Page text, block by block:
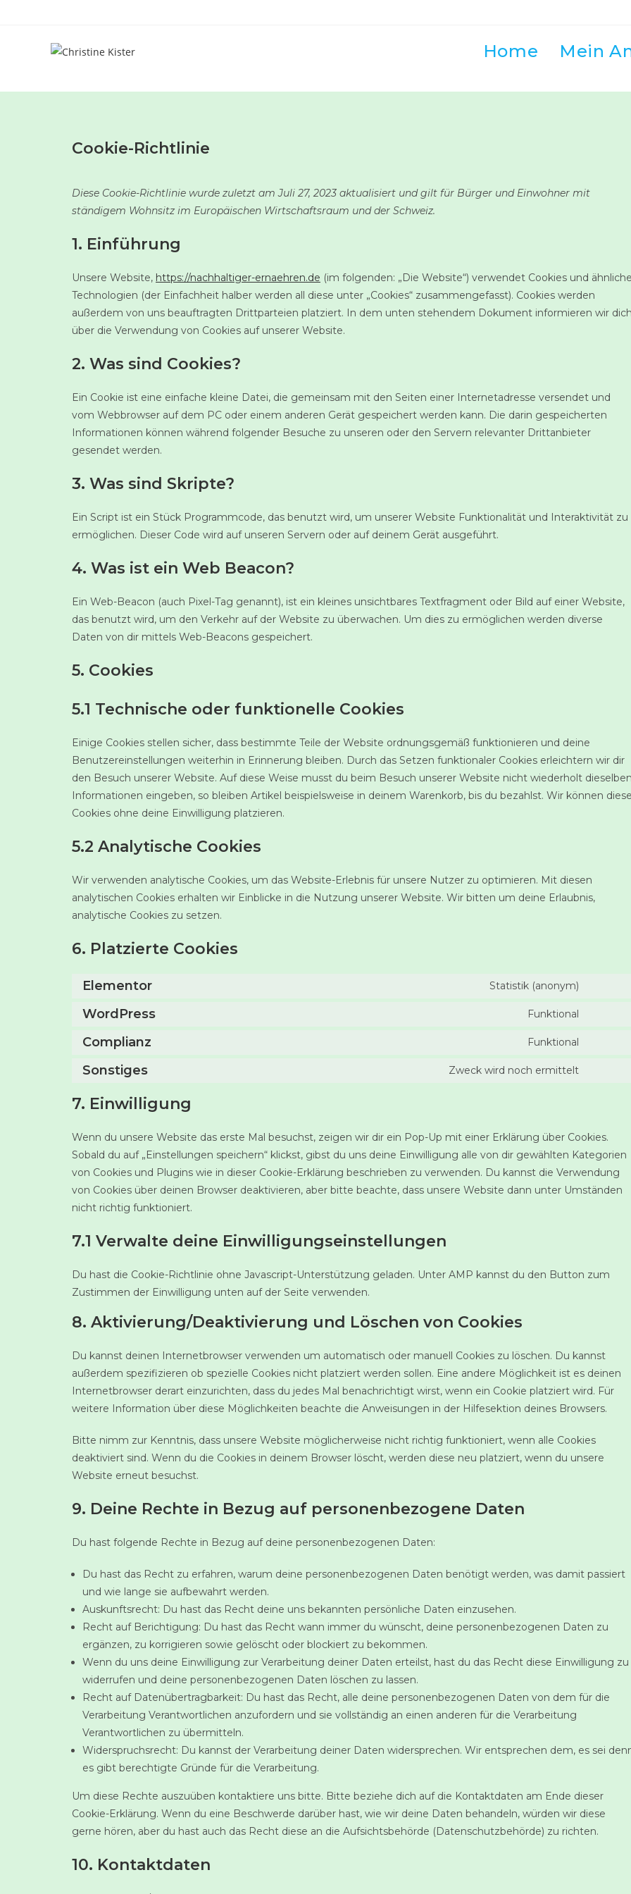
Home Mein
Cookie-Richtlinie
Diese Cookie-Richtlinie wurde zuletzt am Juli 27, 2023 aktualisiert und gilt für Bürger und Einwohner mit
ständigem Wohnsitz im Europäischen Wirtschaftsraum und der Schweiz.
1. Einführung
Unsere Website, https://nachhaltiger-ernaehren.de (im folgenden: „Die Website“) verwendet Cookies und
Technologien (der Einfachheit halber werden all diese unter „Cookies“ zusammengefasst). Cookies werden
außerdem von uns beauftragten Drittparteien platziert. In dem unten stehendem Dokument informieren wir
über die Verwendung von Cookies auf unserer Website.
2. Was sind Cookies?
Ein Cookie ist eine einfache kleine Datei, die gemeinsam mit den Seiten einer Internetadresse versendet und
vom Webbrowser auf dem PC oder einem anderen Gerät gespeichert werden kann. Die darin gespeicherten
Informationen können während folgender Besuche zu unseren oder den Servern relevanter Drittanbieter
gesendet werden.
3. Was sind Skripte?
Ein Script ist ein Stück Programmcode, das benutzt wird, um unserer Website Funktionalität und Interaktivität zu
ermöglichen. Dieser Code wird auf unseren Servern oder auf deinem Gerät ausgeführt.
4. Was ist ein Web Beacon?
Ein Web-Beacon (auch Pixel-Tag genannt), ist ein kleines unsichtbares Textfragment oder Bild auf einer Website,
das benutzt wird, um den Verkehr auf der Website zu überwachen. Um dies zu ermöglichen werden diverse
Daten von dir mittels Web-Beacons gespeichert.
5. Cookies
5.1 Technische oder funktionelle Cookies
Einige Cookies stellen sicher, dass bestimmte Teile der Website ordnungsgemäß funktionieren und deine
Benutzereinstellungen weiterhin in Erinnerung bleiben. Durch das Setzen funktionaler Cookies erleichtern wir dir
den Besuch unserer Website. Auf diese Weise musst du beim Besuch unserer Website nicht wiederholt
Informationen eingeben, so bleiben Artikel beispielsweise in deinem Warenkorb, bis du bezahlst. Wir können
Cookies ohne deine Einwilligung platzieren.
5.2 Analytische Cookies
Wir verwenden analytische Cookies, um das Website-Erlebnis für unsere Nutzer zu optimieren. Mit diesen
analytischen Cookies erhalten wir Einblicke in die Nutzung unserer Website. Wir bitten um deine Erlaubnis,
analytische Cookies zu setzen.
6. Platzierte Cookies
Elementor Statistik (anonym)
WordPress Funktional
Complianz Funktional
Sonstiges Zweck wird noch ermittelt
7. Einwilligung
Wenn du unsere Website das erste Mal besuchst, zeigen wir dir ein Pop-Up mit einer Erklärung über Cookies.
Sobald du auf „Einstellungen speichern“ klickst, gibst du uns deine Einwilligung alle von dir gewählten Kategorien
von Cookies und Plugins wie in dieser Cookie-Erklärung beschrieben zu verwenden. Du kannst die Verwendung
von Cookies über deinen Browser deaktivieren, aber bitte beachte, dass unsere Website dann unter Umständen
nicht richtig funktioniert.
7.1 Verwalte deine Einwilligungseinstellungen
Du hast die Cookie-Richtlinie ohne Javascript-Unterstützung geladen. Unter AMP kannst du den Button zum
Zustimmen der Einwilligung unten auf der Seite verwenden.
8. Aktivierung/Deaktivierung und Löschen von Cookies
Du kannst deinen Internetbrowser verwenden um automatisch oder manuell Cookies zu löschen. Du kannst
außerdem spezifizieren ob spezielle Cookies nicht platziert werden sollen. Eine andere Möglichkeit ist es deinen
Internetbrowser derart einzurichten, dass du jedes Mal benachrichtigt wirst, wenn ein Cookie platziert wird. Für
weitere Information über diese Möglichkeiten beachte die Anweisungen in der Hilfesektion deines Browsers.
Bitte nimm zur Kenntnis, dass unsere Website möglicherweise nicht richtig funktioniert, wenn alle Cookies
deaktiviert sind. Wenn du die Cookies in deinem Browser löscht, werden diese neu platziert, wenn du unsere
Website erneut besuchst.
9. Deine Rechte in Bezug auf personenbezogene Daten
Du hast folgende Rechte in Bezug auf deine personenbezogenen Daten:
Du hast das Recht zu erfahren, warum deine personenbezogenen Daten benötigt werden, was damit passiert
und wie lange sie aufbewahrt werden.
Auskunftsrecht: Du hast das Recht deine uns bekannten persönliche Daten einzusehen.
Recht auf Berichtigung: Du hast das Recht wann immer du wünscht, deine personenbezogenen Daten zu
ergänzen, zu korrigieren sowie gelöscht oder blockiert zu bekommen.
Wenn du uns deine Einwilligung zur Verarbeitung deiner Daten erteilst, hast du das Recht diese Einwilligung zu
widerrufen und deine personenbezogenen Daten löschen zu lassen.
Recht auf Datenübertragbarkeit: Du hast das Recht, alle deine personenbezogenen Daten von dem für die
Verarbeitung Verantwortlichen anzufordern und sie vollständig an einen anderen für die Verarbeitung
Verantwortlichen zu übermitteln.
Widerspruchsrecht: Du kannst der Verarbeitung deiner Daten widersprechen. Wir entsprechen dem, es sei
es gibt berechtigte Gründe für die Verarbeitung.
Um diese Rechte auszuüben kontaktiere uns bitte. Bitte beziehe dich auf die Kontaktdaten am Ende dieser
Cookie-Erklärung. Wenn du eine Beschwerde darüber hast, wie wir deine Daten behandeln, würden wir diese
gerne hören, aber du hast auch das Recht diese an die Aufsichtsbehörde (Datenschutzbehörde) zu richten.
10. Kontaktdaten